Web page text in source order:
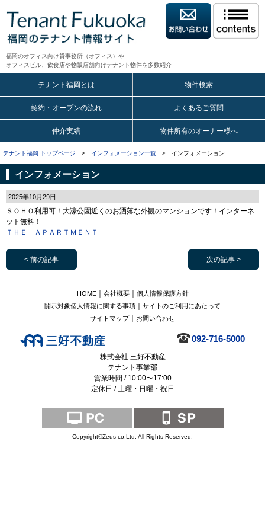
福岡のオフィス向け貸事務所（オフィス）や
オフィスビル、飲食店や物販店舗向けテナント物件を多数紹介
テナント福岡とは 物件検索
契約・オープンの流れ よくあるご質問
仲介実績 物件所有のオーナー様へ
テナント福岡 トップページ > インフォメーション一覧 > インフォメーション
インフォメーション
2025年10月29日
ＳＯＨＯ利用可！大濠公園近くのお洒落な外観のマンションです！インターネ
ット無料！
ＴＨＥ ＡＰＡＲＴＭＥＮＴ
< 前の記事 次の記事 >
HOME｜ 会社概要｜
個人情報保護方針
開示対象個人情報に関する事項
サイトのご利用にあたって
サイトマップ｜ お問い合わせ
092-716-5000
株式会社 三好不動産
テナント事業部
営業時間 / 10:00〜17:00
定休日 / 土曜・日曜・祝日
Copyright©Zeus co,Ltd. All Rights Reserved.